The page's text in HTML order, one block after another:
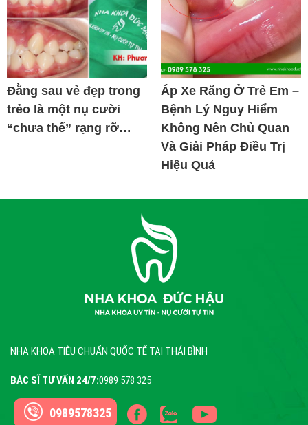
Đằng sau vẻ đẹp trong
trẻo là một nụ cười
“chưa thể” rạng rỡ…
Áp Xe Răng Ở Trẻ Em –
Bệnh Lý Nguy Hiểm
Không Nên Chủ Quan
Và Giải Pháp Điều Trị
Hiệu Quả
NHA KHOA TIÊU CHUẨN QUỐC TẾ TẠI THÁI BÌNH
BÁC SĨ TƯ VẤN 24/7:0989 578 325
0989578325